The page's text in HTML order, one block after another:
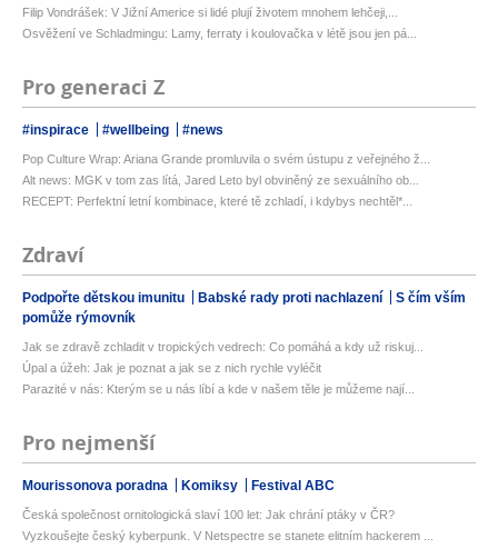
Filip Vondrášek: V Jižní Americe si lidé plují životem mnohem lehčeji,...
Osvěžení ve Schladmingu: Lamy, ferraty i koulovačka v létě jsou jen pá...
Pro generaci Z
#inspirace #wellbeing #news
Pop Culture Wrap: Ariana Grande promluvila o svém ústupu z veřejného ž...
Alt news: MGK v tom zas lítá, Jared Leto byl obviněný ze sexuálního ob...
RECEPT: Perfektní letní kombinace, které tě zchladí, i kdybys nechtěl*...
Zdraví
Podpořte dětskou imunitu Babské rady proti nachlazení
S čím vším
pomůže rýmovník
Jak se zdravě zchladit v tropických vedrech: Co pomáhá a kdy už riskuj...
Úpal a úžeh: Jak je poznat a jak se z nich rychle vyléčit
Parazité v nás: Kterým se u nás líbí a kde v našem těle je můžeme nají...
Pro nejmenší
Mourissonova poradna Komiksy Festival ABC
Česká společnost ornitologická slaví 100 let: Jak chrání ptáky v ČR?
Vyzkoušejte český kyberpunk. V Netspectre se stanete elitním hackerem ...